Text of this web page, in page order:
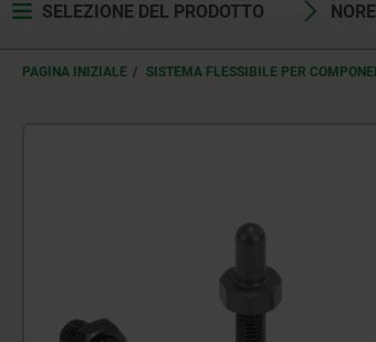
SELEZIONE DEL PRODOTTO
PAGINA INIZIALE SISTEMA FLESSIBILE PER